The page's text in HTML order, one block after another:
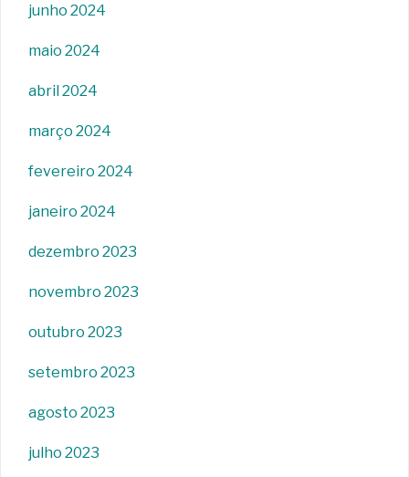
junho 2024
maio 2024
abril 2024
março 2024
fevereiro 2024
janeiro 2024
dezembro 2023
novembro 2023
outubro 2023
setembro 2023
agosto 2023
julho 2023